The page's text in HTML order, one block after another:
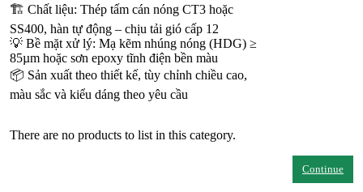
🏗️ Chất liệu: Thép tấm cán nóng CT3 hoặc
SS400, hàn tự động – chịu tải gió cấp 12
💡 Bề mặt xử lý: Mạ kẽm nhúng nóng (HDG) ≥
85µm hoặc sơn epoxy tĩnh điện bền màu
📦 Sản xuất theo thiết kế, tùy chỉnh chiều cao,
màu sắc và kiểu dáng theo yêu cầu
There are no products to list in this category.
Continue